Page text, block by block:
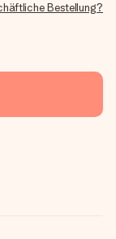
Bestellung?